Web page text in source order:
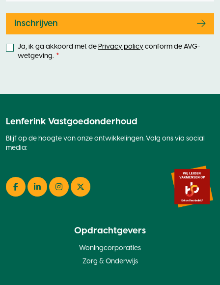
Inschrijven
Ja, ik ga akkoord met de Privacy policy conform de AVG-
wetgeving.
Lenferink Vastgoedonderhoud
Blijf op de hoogte van onze ontwikkelingen. Volg ons via social
media:
Facebook
LinkedInInstagramTwitter
Opdrachtgevers
Woningcorporaties
Zorg & Onderwijs